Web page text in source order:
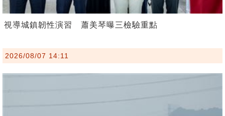
視導城鎮韌性演習 蕭美琴曝三檢驗重點
2026/08/07 14:11